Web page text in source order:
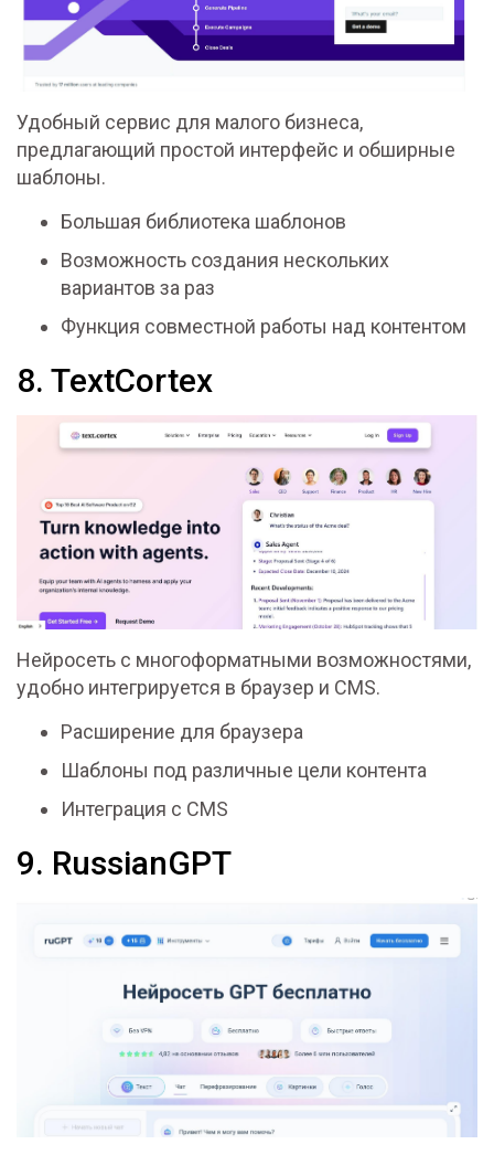
Удобный сервис для малого бизнеса,
предлагающий простой интерфейс и обширные
шаблоны.
Большая библиотека шаблонов
Возможность создания нескольких
вариантов за раз
Функция совместной работы над контентом
8. TextCortex
Нейросеть с многоформатными возможностями,
удобно интегрируется в браузер и CMS.
Расширение для браузера
Шаблоны под различные цели контента
Интеграция с CMS
9. RussianGPT